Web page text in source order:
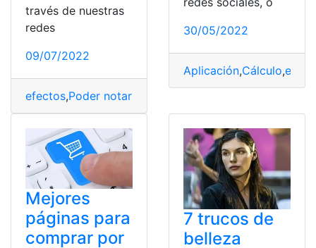
través de nuestras
redes
09/07/2022
efectos,Poder notarial
30/05/2022
Aplicación,Cálculo,
Mejores
páginas para
comprar por
7 trucos de
belleza